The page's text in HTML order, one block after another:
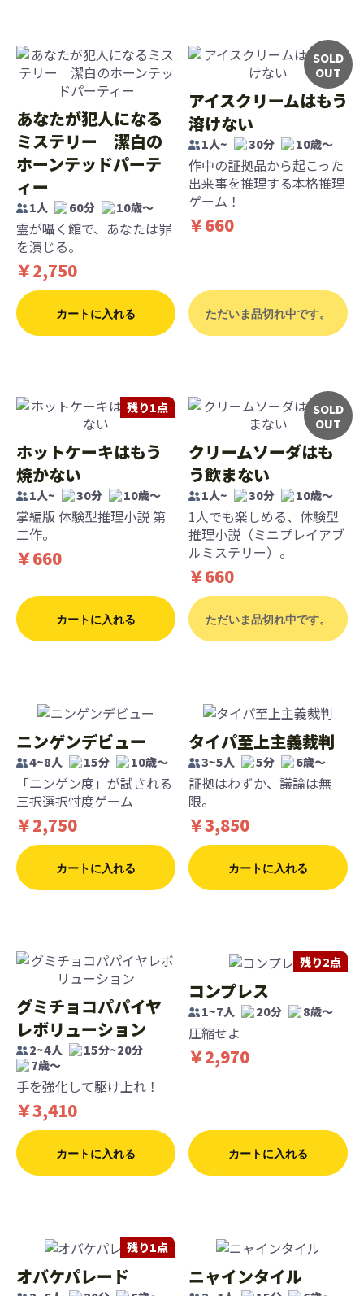
あなたが犯人になる
ミステリー 潔白の
ホーンテッドパーテ
ィー
1人 60分 10歳〜
霊が囁く館で、あなたは罪
を演じる。
￥2,750
カートに入れる
SOLD
OUT
アイスクリームはもう
溶けない
1人~ 30分 10歳〜
作中の証拠品から起こった
出来事を推理する本格推理
ゲーム！
￥660
ただいま品切れ中です。
残り1点
ホットケーキはもう
焼かない
1人~ 30分 10歳〜
掌編版 体験型推理小説 第
二作。
￥660
カートに入れる
SOLD
OUT
クリームソーダはも
う飲まない
1人~ 30分 10歳〜
1人でも楽しめる、体験型
推理小説（ミニプレイアブ
ルミステリー）。
￥660
ただいま品切れ中です。
ニンゲンデビュー
4~8人 15分 10歳〜
「ニンゲン度」が試される
三択選択忖度ゲーム
￥2,750
カートに入れる
タイパ至上主義裁判
3~5人 5分 6歳〜
証拠はわずか、議論は無
限。
￥3,850
カートに入れる
グミチョコパパイヤ
レボリューション
2~4人
15分~20分
7歳〜
手を強化して駆け上れ！
￥3,410
カートに入れる
残り2点
コンプレス
1~7人 20分 8歳〜
圧縮せよ
￥2,970
カートに入れる
残り1点
オバケパレード ニャインタイル